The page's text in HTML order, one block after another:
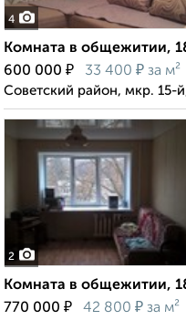
4
Комната в общежитии,
600 000 ₽ 33 400 ₽ за м²
Советский район, мкр. 15-
2
Комната в общежитии,
770 000 ₽ 42 800 ₽ за м²